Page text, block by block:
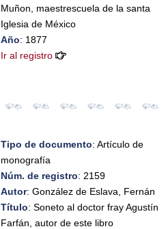
Muñon, maestrescuela de la santa
Iglesia de México
Año: 1877
Ir al registro
Tipo de documento: Artículo de
monografía
Núm. de registro: 2159
Autor: González de Eslava, Fernán
Título: Soneto al doctor fray Agustín
Farfán, autor de este libro